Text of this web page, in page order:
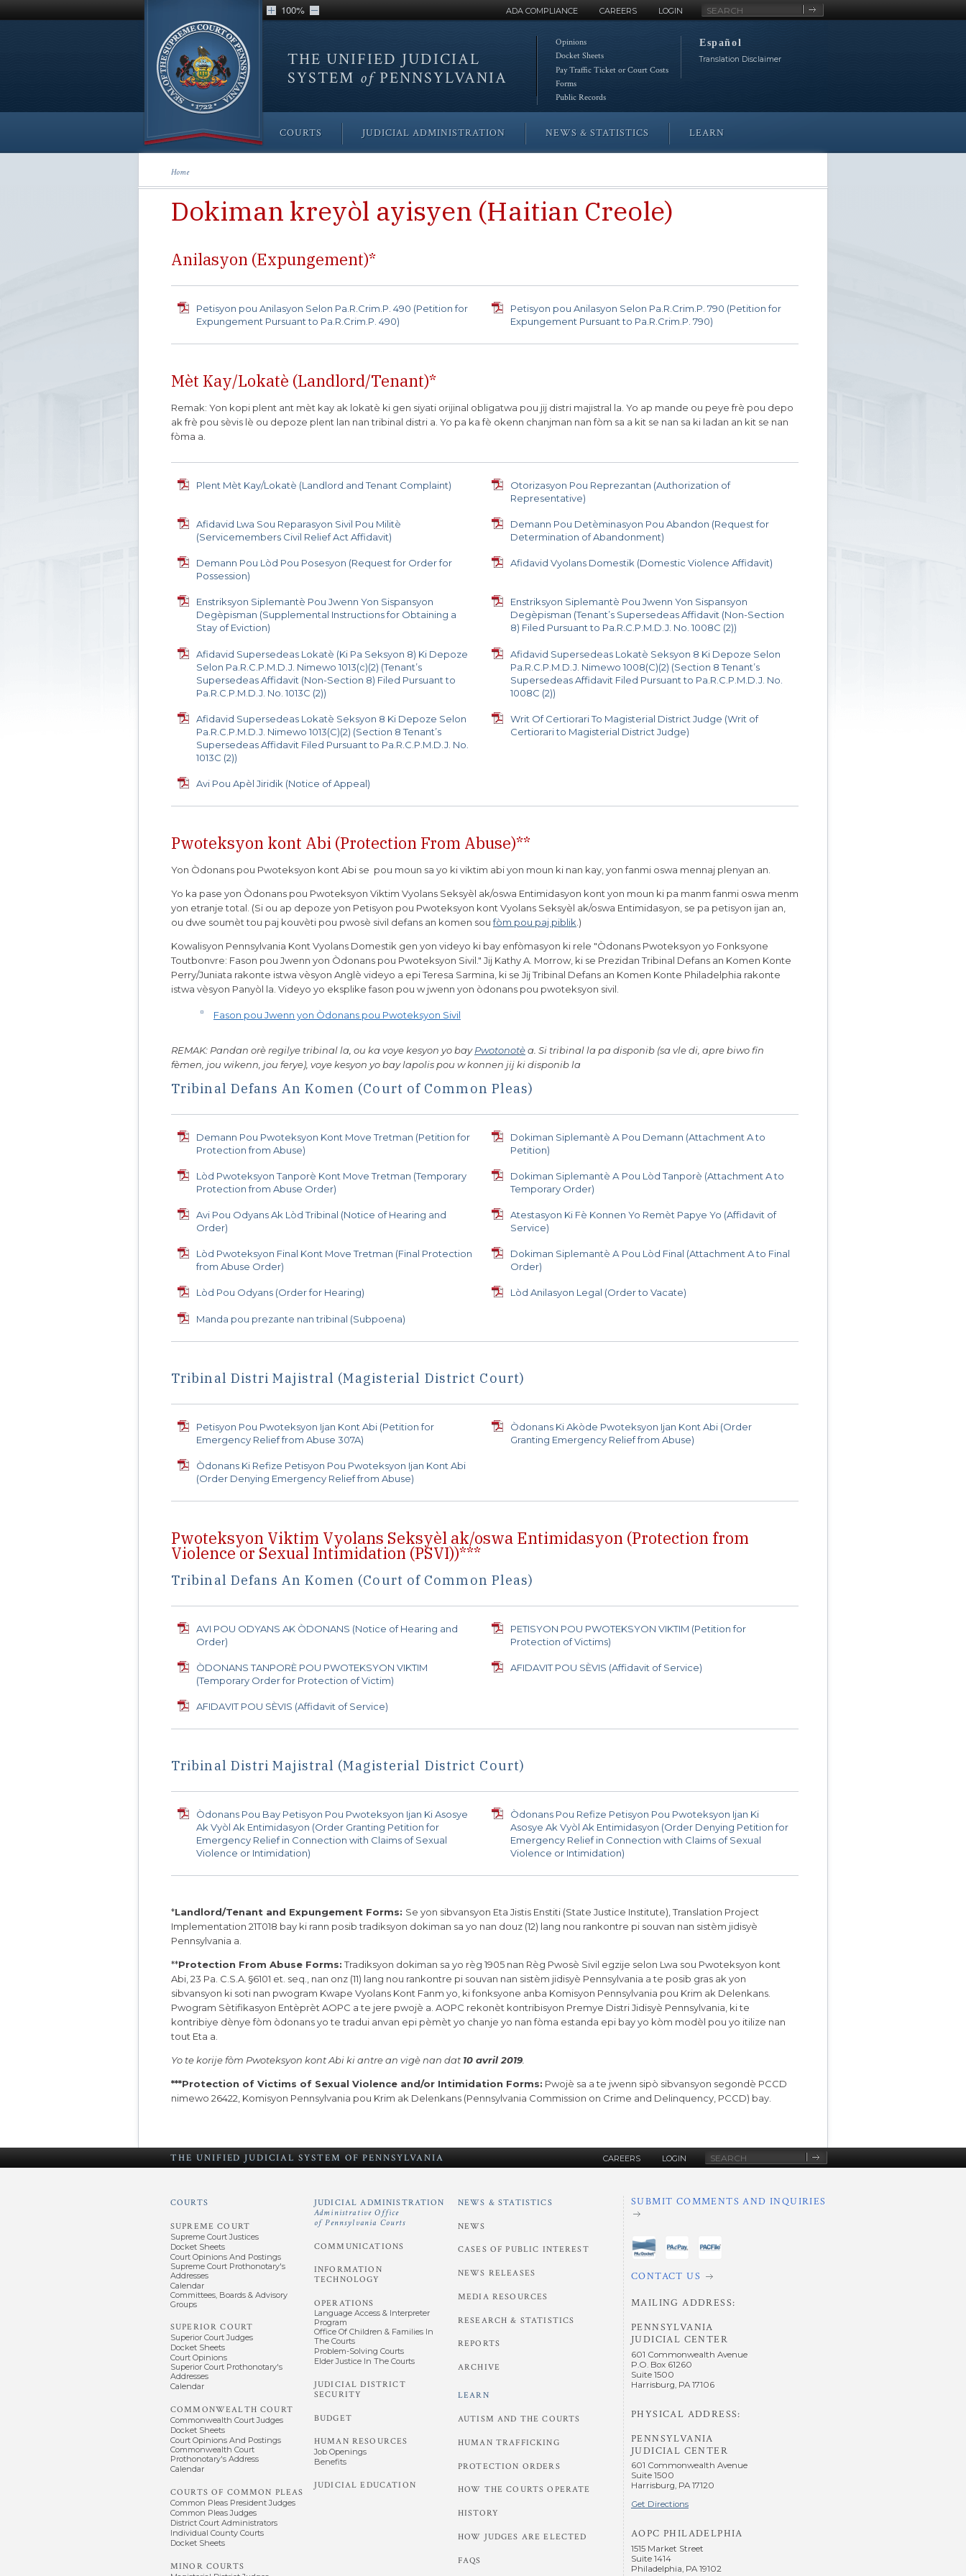
ADA COMPLIANCE CAREERS LOGIN
Site
Search
100%
THE UNIFIED JUDICIAL
SYSTEM ofPENNSYLVANIA
Opinions
Docket Sheets
Pay Traffic Ticket or Court Costs
Forms
Public Records
Español
Translation Disclaimer
COURTS JUDICIAL ADMINISTRATION NEWS & STATISTICS LEARN
Home
Dokiman kreyòl ayisyen (Haitian Creole)
Anilasyon (Expungement)*
Petisyon pou Anilasyon Selon Pa.R.Crim.P. 490 (Petition for
Expungement Pursuant to Pa.R.Crim.P. 490)
Petisyon pou Anilasyon Selon Pa.R.Crim.P. 790 (Petition for
Expungement Pursuant to Pa.R.Crim.P. 790)
Mèt Kay/Lokatè (Landlord/Tenant)*
Remak: Yon kopi plent ant mèt kay ak lokatè ki gen siyati orijinal obligatwa pou jij distri majistral la. Yo ap mande ou peye frè pou depo
ak frè pou sèvis lè ou depoze plent lan nan tribinal distri a. Yo pa ka fè okenn chanjman nan fòm sa a kit se nan sa ki ladan an kit se nan
fòma a.
Plent Mèt Kay/Lokatè (Landlord and Tenant Complaint)
Otorizasyon Pou Reprezantan (Authorization of
Representative)
Afidavid Lwa Sou Reparasyon Sivil Pou Militè
(Servicemembers Civil Relief Act Affidavit)
Demann Pou Detèminasyon Pou Abandon (Request for
Determination of Abandonment)
Demann Pou Lòd Pou Posesyon (Request for Order for
Possession)
Afidavid Vyolans Domestik (Domestic Violence Affidavit)
Enstriksyon Siplemantè Pou Jwenn Yon Sispansyon
Degèpisman (Supplemental Instructions for Obtaining a
Stay of Eviction)
Enstriksyon Siplemantè Pou Jwenn Yon Sispansyon
Degèpisman (Tenant’s Supersedeas Affidavit (Non-Section
8) Filed Pursuant to Pa.R.C.P.M.D.J. No. 1008C (2))
Afidavid Supersedeas Lokatè (Ki Pa Seksyon 8) Ki Depoze
Selon Pa.R.C.P.M.D.J. Nimewo 1013(c)(2) (Tenant’s
Supersedeas Affidavit (Non-Section 8) Filed Pursuant to
Pa.R.C.P.M.D.J. No. 1013C (2))
Afidavid Supersedeas Lokatè Seksyon 8 Ki Depoze Selon
Pa.R.C.P.M.D.J. Nimewo 1008(C)(2) (Section 8 Tenant’s
Supersedeas Affidavit Filed Pursuant to Pa.R.C.P.M.D.J. No.
1008C (2))
Afidavid Supersedeas Lokatè Seksyon 8 Ki Depoze Selon
Pa.R.C.P.M.D.J. Nimewo 1013(C)(2) (Section 8 Tenant’s
Supersedeas Affidavit Filed Pursuant to Pa.R.C.P.M.D.J. No.
1013C (2))
Writ Of Certiorari To Magisterial District Judge (Writ of
Certiorari to Magisterial District Judge)
Avi Pou Apèl Jiridik (Notice of Appeal)
Pwoteksyon kont Abi (Protection From Abuse)**
Yon Òdonans pou Pwoteksyon kont Abi se pou moun sa yo ki viktim abi yon moun ki nan kay, yon fanmi oswa mennaj plenyan an.
Yo ka pase yon Òdonans pou Pwoteksyon Viktim Vyolans Seksyèl ak/oswa Entimidasyon kont yon moun ki pa manm fanmi oswa menm
yon etranje total. (Si ou ap depoze yon Petisyon pou Pwoteksyon kont Vyolans Seksyèl ak/oswa Entimidasyon, se pa petisyon ijan an,
ou dwe soumèt tou paj kouvèti pou pwosè sivil defans an komen soufòm pou paj piblik .)
Kowalisyon Pennsylvania Kont Vyolans Domestik gen yon videyo ki bay enfòmasyon ki rele "Òdonans Pwoteksyon yo Fonksyone
Toutbonvre: Fason pou Jwenn yon Òdonans pou Pwoteksyon Sivil." Jij Kathy A. Morrow, ki se Prezidan Tribinal Defans an Komen Konte
Perry/Juniata rakonte istwa vèsyon Anglè videyo a epi Teresa Sarmina, ki se Jij Tribinal Defans an Komen Konte Philadelphia rakonte
istwa vèsyon Panyòl la. Videyo yo eksplike fason pou w jwenn yon òdonans pou pwoteksyon sivil.
Fason pou Jwenn yon Òdonans pou Pwoteksyon Sivil
REMAK: Pandan orè regilye tribinal la, ou ka voye kesyon yo bayPwotonotèa. Si tribinal la pa disponib (sa vle di, apre biwo fin
fèmen, jou wikenn, jou ferye), voye kesyon yo bay lapolis pou w konnen jij ki disponib la
Tribinal Defans An Komen (Court of Common Pleas)
Demann Pou Pwoteksyon Kont Move Tretman (Petition for
Protection from Abuse)
Dokiman Siplemantè А Pou Demann (Attachment A to
Petition)
Lòd Pwoteksyon Tanporè Kont Move Tretman (Temporary
Protection from Abuse Order)
Dokiman Siplemantè А Pou Lòd Tanporè (Attachment A to
Temporary Order)
Avi Pou Odyans Ak Lòd Tribinal (Notice of Hearing and
Order)
Atestasyon Ki Fè Konnen Yo Remèt Papye Yo (Affidavit of
Service)
Lòd Pwoteksyon Final Kont Move Tretman (Final Protection
from Abuse Order)
Dokiman Siplemantè А Pou Lòd Final (Attachment A to Final
Order)
Lòd Pou Odyans (Order for Hearing) Lòd Anilasyon Legal (Order to Vacate)
Manda pou prezante nan tribinal (Subpoena)
Tribinal Distri Majistral (Magisterial District Court)
Petisyon Pou Pwoteksyon Ijan Kont Abi (Petition for
Emergency Relief from Abuse 307A)
Òdonans Ki Akòde Pwoteksyon Ijan Kont Abi (Order
Granting Emergency Relief from Abuse)
Òdonans Ki Refize Petisyon Pou Pwoteksyon Ijan Kont Abi
(Order Denying Emergency Relief from Abuse)
Pwoteksyon Viktim Vyolans Seksyèl ak/oswa Entimidasyon (Protection from
Violence or Sexual Intimidation (PSVI))***
Tribinal Defans An Komen (Court of Common Pleas)
AVI POU ODYANS AK ÒDONANS (Notice of Hearing and
Order)
PETISYON POU PWOTEKSYON VIKTIM (Petition for
Protection of Victims)
ÒDONANS TANPORÈ POU PWOTEKSYON VIKTIM
(Temporary Order for Protection of Victim)
AFIDAVIT POU SÈVIS (Affidavit of Service)
AFIDAVIT POU SÈVIS (Affidavit of Service)
Tribinal Distri Majistral (Magisterial District Court)
Òdonans Pou Bay Petisyon Pou Pwoteksyon Ijan Ki Asosye
Ak Vyòl Ak Entimidasyon (Order Granting Petition for
Emergency Relief in Connection with Claims of Sexual
Violence or Intimidation)
Òdonans Pou Refize Petisyon Pou Pwoteksyon Ijan Ki
Asosye Ak Vyòl Ak Entimidasyon (Order Denying Petition for
Emergency Relief in Connection with Claims of Sexual
Violence or Intimidation)
*Landlord/Tenant and Expungement Forms: Se yon sibvansyon Eta Jistis Enstiti (State Justice Institute), Translation Project
Implementation 21T018 bay ki rann posib tradiksyon dokiman sa yo nan douz (12) lang nou rankontre pi souvan nan sistèm jidisyè
Pennsylvania a.
**Protection From Abuse Forms: Tradiksyon dokiman sa yo règ 1905 nan Règ Pwosè Sivil egzije selon Lwa sou Pwoteksyon kont
Abi, 23 Pa. C.S.A. §6101 et. seq., nan onz (11) lang nou rankontre pi souvan nan sistèm jidisyè Pennsylvania a te posib gras ak yon
sibvansyon ki soti nan pwogram Kwape Vyolans Kont Fanm yo, ki fonksyone anba Komisyon Pennsylvania pou Krim ak Delenkans.
Pwogram Sètifikasyon Entèprèt AOPC a te jere pwojè a. AOPC rekonèt kontribisyon Premye Distri Jidisyè Pennsylvania, ki te
kontribiye dènye fòm òdonans yo te tradui anvan epi pèmèt yo chanje yo nan fòma estanda epi bay yo kòm modèl pou yo itilize nan
tout Eta a.
Yo te korije fòm Pwoteksyon kont Abi ki antre an vigè nan dat 10 avril 2019.
***Protection of Victims of Sexual Violence and/or Intimidation Forms: Pwojè sa a te jwenn sipò sibvansyon segondè PCCD
nimewo 26422, Komisyon Pennsylvania pou Krim ak Delenkans (Pennsylvania Commission on Crime and Delinquency, PCCD) bay.
THE UNIFIED JUDICIAL SYSTEM OF PENNSYLVANIA CAREERS LOGIN
Search
COURTS
SUPREME COURT
Supreme Court Justices
Docket Sheets
Court Opinions And Postings
Supreme Court Prothonotary's
Addresses
Calendar
Committees, Boards & Advisory
Groups
SUPERIOR COURT
Superior Court Judges
Docket Sheets
Court Opinions
Superior Court Prothonotary's
Addresses
Calendar
COMMONWEALTH COURT
Commonwealth Court Judges
Docket Sheets
Court Opinions And Postings
Commonwealth Court
Prothonotary's Address
Calendar
COURTS OF COMMON PLEAS
Common Pleas President Judges
Common Pleas Judges
District Court Administrators
Individual County Courts
Docket Sheets
MINOR COURTS
JUDICIAL ADMINISTRATION
Administrative Office
of Pennsylvania Courts
COMMUNICATIONS
INFORMATION
TECHNOLOGY
OPERATIONS
Language Access & Interpreter
Program
Office Of Children & Families In
The Courts
Problem-Solving Courts
Elder Justice In The Courts
JUDICIAL DISTRICT
SECURITY
BUDGET
HUMAN RESOURCES
Job Openings
Benefits
JUDICIAL EDUCATION
NEWS & STATISTICS
NEWS
CASES OF PUBLIC INTEREST
NEWS RELEASES
MEDIA RESOURCES
RESEARCH & STATISTICS
REPORTS
ARCHIVE
LEARN
AUTISM AND THE COURTS
HUMAN TRAFFICKING
PROTECTION ORDERS
HOW THE COURTS OPERATE
HISTORY
HOW JUDGES ARE ELECTED
FAQS
SUBMIT COMMENTS AND INQUIRIES
CONTACT US
MAILING ADDRESS:
PENNSYLVANIA
JUDICIAL CENTER
601 Commonwealth Avenue
P.O. Box 61260
Suite 1500
Harrisburg, PA 17106
PHYSICAL ADDRESS:
PENNSYLVANIA
JUDICIAL CENTER
601 Commonwealth Avenue
Suite 1500
Harrisburg, PA 17120
Get Directions
AOPC PHILADELPHIA
1515 Market Street
Suite 1414
Philadelphia, PA 19102